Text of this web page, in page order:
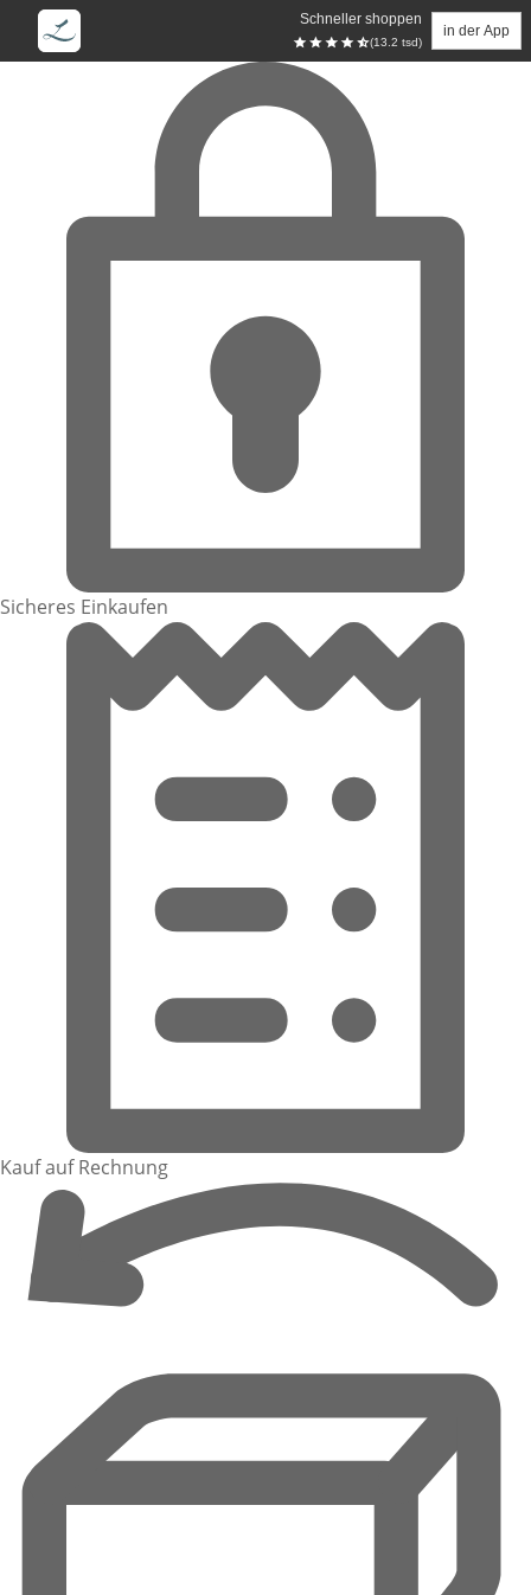
Schneller shoppen
(13.2 tsd)
in der App
Zum Hauptinhalt springen
Sicheres Einkaufen
Kauf auf Rechnung